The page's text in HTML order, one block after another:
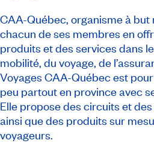
CAA-Québec, organisme à but
chacun de ses membres en
produits et des services dans
mobilité, du voyage, de
Voyages CAA-Québec est
peu partout en province avec
Elle propose des circuits et
ainsi que des produits sur
voyageurs.